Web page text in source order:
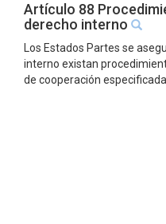
Artículo 88
derecho interno
Los Estados Partes se
interno existan
de cooperación